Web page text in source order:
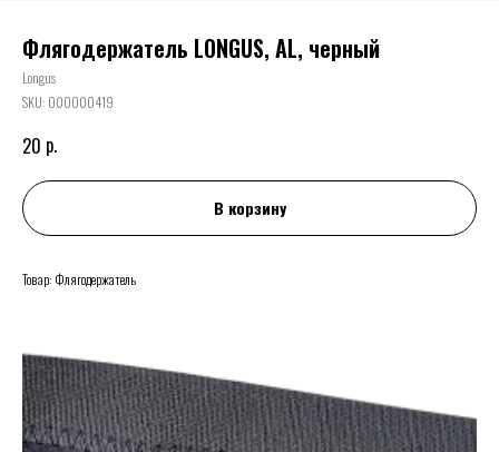
Флягодержатель LONGUS, AL, черный
Longus
SKU: 000000419
20 р.
В корзину
Товар: Флягодержатель